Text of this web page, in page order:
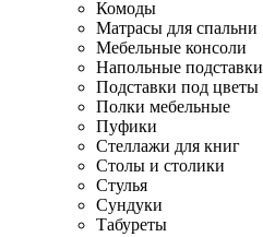
Комоды
Матрасы для спальни
Мебельные консоли
Напольные подставки
Подставки под цветы
Полки мебельные
Пуфики
Стеллажи для книг
Столы и столики
Стулья
Сундуки
Табуреты